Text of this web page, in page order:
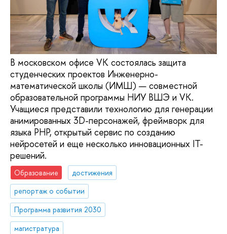
В московском офисе VK состоялась защита
студенческих проектов Инженерно-
математической школы (ИМШ) — совместной
образовательной программы НИУ ВШЭ и VK.
Учащиеся представили технологию для генерации
анимированных 3D-персонажей, фреймворк для
языка PHP, открытый сервис по созданию
нейросетей и еще несколько инновационных IT-
решений.
Образование
достижения
репортаж о событии
Программа развития 2030
магистратура